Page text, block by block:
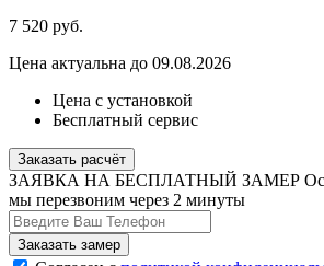
7 520 руб.
Цена актуальна до 09.08.2026
Цена с установкой
Бесплатный сервис
Заказать расчёт
ЗАЯВКА НА БЕСПЛАТНЫЙ ЗАМЕР
мы перезвоним через 2 минуты